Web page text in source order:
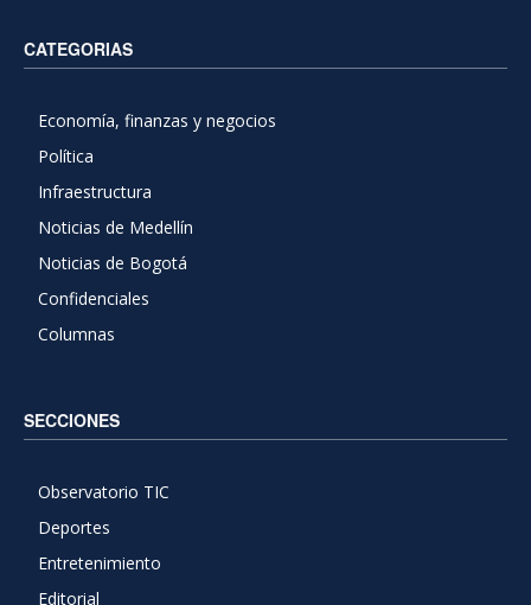
CATEGORIAS
Economía, finanzas y negocios
Política
Infraestructura
Noticias de Medellín
Noticias de Bogotá
Confidenciales
Columnas
SECCIONES
Observatorio TIC
Deportes
Entretenimiento
Editorial